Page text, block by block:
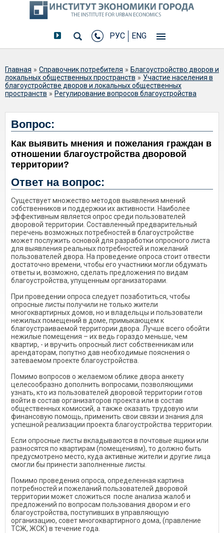
РУС ENG
Вы здесь
Главная » Справочник потребителя » Благоустройство дворов и
локальных общественных пространств » Участие населения в
благоустройстве дворов и локальных общественных
пространств » Регулирование вопросов благоустройства
Как выявить мнения и пожелания
граждан в отношении
благоустройства дворовой
территории?
Вопрос:
Как выявить мнения и пожелания граждан в
отношении благоустройства дворовой
территории?
Ответ на вопрос:
Существует множество методов выявления мнений
собственников и поддержки их активности. Наиболее
эффективным является опрос среди пользователей
дворовой территории. Составленный предварительный
перечень возможных потребностей в благоустройстве
может послужить основой для разработки опросного листа
для выявления реальных потребностей и пожеланий
пользователей двора. На проведение опроса стоит отвести
достаточно времени, чтобы его участники могли обдумать
ответы и, возможно, сделать предложения по видам
благоустройства, упущенным организаторами.
При проведении опроса следует позаботиться, чтобы
опросные листы получили не только жители
многоквартирных домов, но и владельцы и пользователи
нежилых помещений в доме, примыкающем к
благоустраиваемой территории двора. Лучше всего обойти
нежилые помещения – их ведь гораздо меньше, чем
квартир, - и вручить опросный лист собственникам или
арендаторам, попутно дав необходимые пояснения о
затеваемом проекте благоустройства.
Помимо вопросов о желаемом облике двора анкету
целесообразно дополнить вопросами, позволяющими
узнать, кто из пользователей дворовой территории готов
войти в состав организаторов проекта или в состав
общественных комиссий, а также оказать трудовую или
финансовую помощь, применить свои связи и знания для
успешной реализации проекта благоустройства территории.
Если опросные листы вкладываются в почтовые ящики или
разносятся по квартирам (помещениям), то должно быть
предусмотрено место, куда активные жители и другие лица
смогли бы принести заполненные листы.
Помимо проведения опроса, определенная картина
потребностей и пожеланий пользователей дворовой
территории может сложиться после анализа жалоб и
предложений по вопросам пользования двором и его
благоустройства, поступивших в управляющую
организацию, совет многоквартирного дома, (правление
ТСЖ, ЖСК) в течение года.